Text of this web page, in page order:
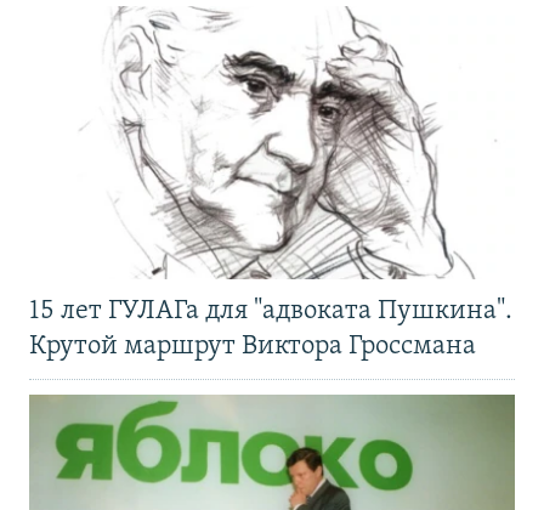
15 лет ГУЛАГа для "адвоката Пушкина".
Крутой маршрут Виктора Гроссмана